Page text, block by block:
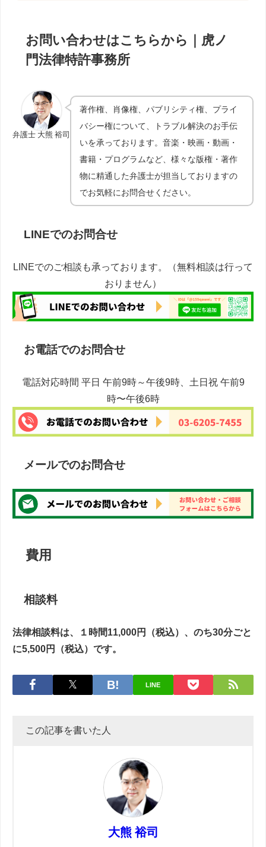
お問い合わせはこちらから｜虎ノ
門法律特許事務所
弁護士 大熊 裕司
著作権、肖像権、パブリシティ権、プライ
バシー権について、トラブル解決のお手伝
いを承っております。音楽・映画・動画・
書籍・プログラムなど、様々な版権・著作
物に精通した弁護士が担当しておりますの
でお気軽にお問合せください。
LINEでのお問合せ
LINEでのご相談も承っております。（無料相談は行って
おりません）
お電話でのお問合せ
電話対応時間 平日 午前9時～午後9時、土日祝 午前9
時〜午後6時
メールでのお問合せ
費用
相談料
法律相談料は、１時間11,000円（税込）、のち30分ごと
に5,500円（税込）です。
LINE
この記事を書いた人
大熊 裕司